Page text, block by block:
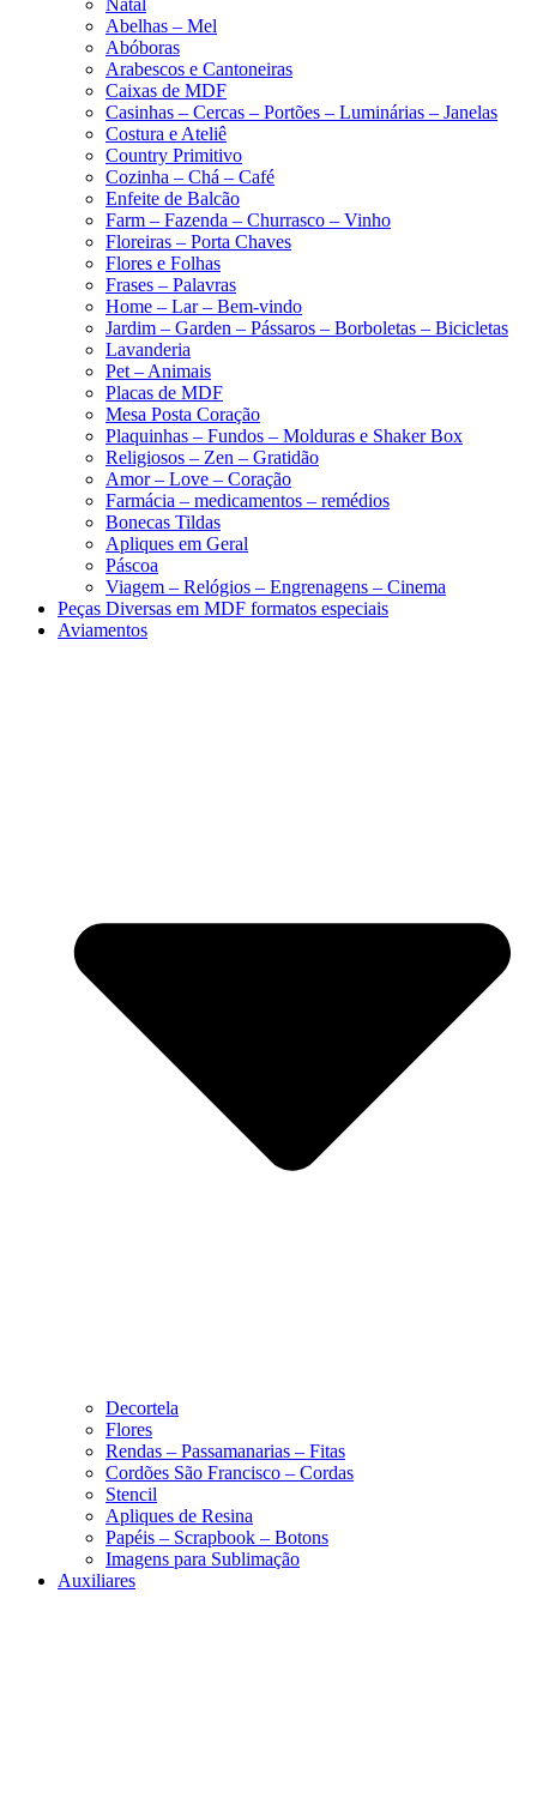
Abelhas – Mel
Abóboras
Arabescos e Cantoneiras
Caixas de MDF
Casinhas – Cercas – Portões – Luminárias – Janelas
Costura e Ateliê
Country Primitivo
Cozinha – Chá – Café
Enfeite de Balcão
Farm – Fazenda – Churrasco – Vinho
Floreiras – Porta Chaves
Flores e Folhas
Frases – Palavras
Home – Lar – Bem-vindo
Jardim – Garden – Pássaros – Borboletas – Bicicletas
Lavanderia
Pet – Animais
Placas de MDF
Mesa Posta Coração
Plaquinhas – Fundos – Molduras e Shaker Box
Religiosos – Zen – Gratidão
Amor – Love – Coração
Farmácia – medicamentos – remédios
Bonecas Tildas
Apliques em Geral
Páscoa
Viagem – Relógios – Engrenagens – Cinema
Peças Diversas em MDF formatos especiais
Aviamentos
Decortela
Flores
Rendas – Passamanarias – Fitas
Cordões São Francisco – Cordas
Stencil
Apliques de Resina
Papéis – Scrapbook – Botons
Imagens para Sublimação
Auxiliares